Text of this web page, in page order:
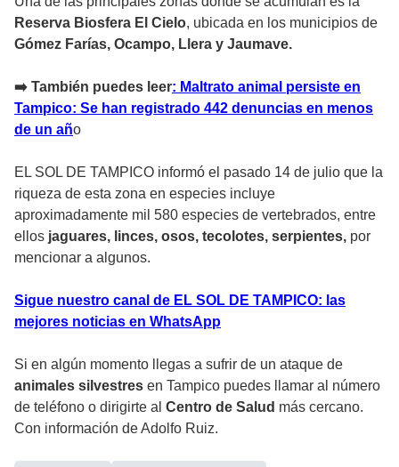
Reserva Biosfera El Cielo, ubicada en los municipios de
Gómez Farías, Ocampo, Llera y Jaumave.
➡️ También puedes leer: Maltrato animal persiste en
Tampico: Se han registrado 442 denuncias en menos
de un año
EL SOL DE TAMPICO informó el pasado 14 de julio que la
riqueza de esta zona en especies incluye
aproximadamente mil 580 especies de vertebrados, entre
ellos jaguares, linces, osos, tecolotes, serpientes, por
mencionar a algunos.
Sigue nuestro canal de EL SOL DE TAMPICO: las
mejores noticias en WhatsApp
Si en algún momento llegas a sufrir de un ataque de
animales silvestres en Tampico puedes llamar al número
de teléfono o dirigirte al Centro de Salud más cercano.
Con información de Adolfo Ruiz.